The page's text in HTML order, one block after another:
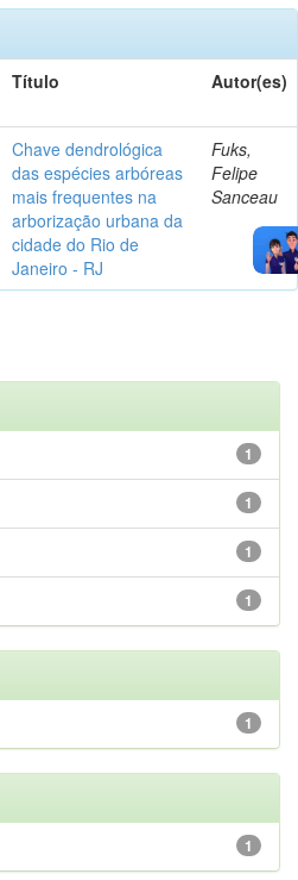
Título Autor(es)
Chave dendrológica
das espécies arbóreas
mais frequentes na
arborização urbana da
cidade do Rio de
Janeiro - RJ
Fuks,
Felipe
Sanceau
1
1
1
1
1
1